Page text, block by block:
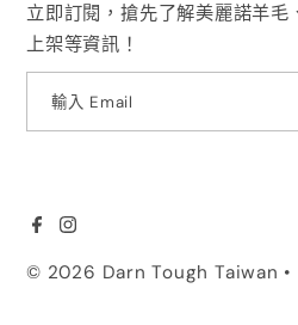
立即訂閱，搶先了解美麗諾羊毛
上架等資訊！
© 2026 Darn Tough Taiwan